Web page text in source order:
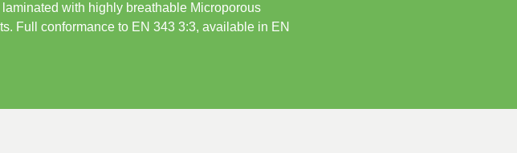
with highly breathable Microporous
Full conformance to EN 343 3:3, available in EN